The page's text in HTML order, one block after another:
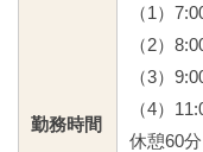
勤務時間
（1）
（2）
（3）
（4）
休憩60分